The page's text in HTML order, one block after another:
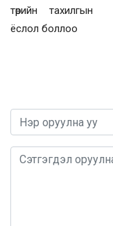
төрийн тахилгын
ёслол боллоо